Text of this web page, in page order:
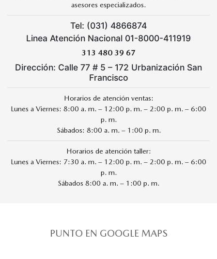
asesores especializados.
Tel: (031) 4866874
Linea Atención Nacional 01-8000-411919
313 480 39 67
Dirección: Calle 77 # 5 – 172 Urbanización San
Francisco
Horarios de atención ventas:
Lunes a Viernes: 8:00 a. m. – 12:00 p. m. – 2:00 p. m. – 6:00
p. m.
Sábados: 8:00 a. m. – 1:00 p. m.
Horarios de atención taller:
Lunes a Viernes: 7:30 a. m. – 12:00 p. m. – 2:00 p. m. – 6:00
p. m.
Sábados 8:00 a. m. – 1:00 p. m.
PUNTO EN GOOGLE MAPS